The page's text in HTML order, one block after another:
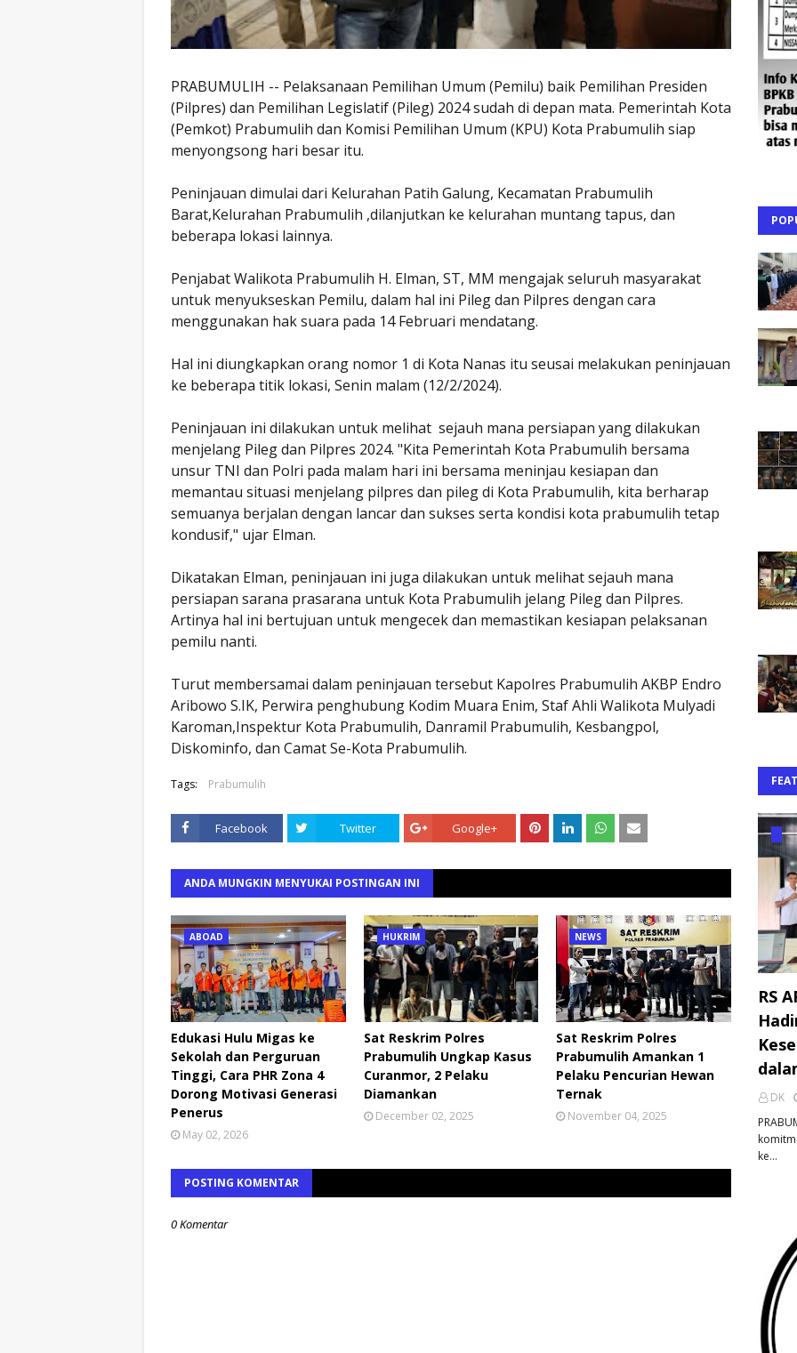
PRABUMULIH -- Pelaksanaan Pemilihan Umum (Pemilu) baik Pemilihan Presiden
(Pilpres) dan Pemilihan Legislatif (Pileg) 2024 sudah di depan mata. Pemerintah Kota
(Pemkot) Prabumulih dan Komisi Pemilihan Umum (KPU) Kota Prabumulih siap
menyongsong hari besar itu.
Peninjauan dimulai dari Kelurahan Patih Galung, Kecamatan Prabumulih
Barat,Kelurahan Prabumulih ,dilanjutkan ke kelurahan muntang tapus, dan
beberapa lokasi lainnya.
Penjabat Walikota Prabumulih H. Elman, ST, MM mengajak seluruh masyarakat
untuk menyukseskan Pemilu, dalam hal ini Pileg dan Pilpres dengan cara
menggunakan hak suara pada 14 Februari mendatang.
Hal ini diungkapkan orang nomor 1 di Kota Nanas itu seusai melakukan peninjauan
ke beberapa titik lokasi, Senin malam (12/2/2024).
Peninjauan ini dilakukan untuk melihat sejauh mana persiapan yang dilakukan
menjelang Pileg dan Pilpres 2024. "Kita Pemerintah Kota Prabumulih bersama
unsur TNI dan Polri pada malam hari ini bersama meninjau kesiapan dan
memantau situasi menjelang pilpres dan pileg di Kota Prabumulih, kita berharap
semuanya berjalan dengan lancar dan sukses serta kondisi kota prabumulih tetap
kondusif," ujar Elman.
Dikatakan Elman, peninjauan ini juga dilakukan untuk melihat sejauh mana
persiapan sarana prasarana untuk Kota Prabumulih jelang Pileg dan Pilpres.
Artinya hal ini bertujuan untuk mengecek dan memastikan kesiapan pelaksanan
pemilu nanti.
Turut membersamai dalam peninjauan tersebut Kapolres Prabumulih AKBP Endro
Aribowo S.IK, Perwira penghubung Kodim Muara Enim, Staf Ahli Walikota Mulyadi
Karoman,Inspektur Kota Prabumulih, Danramil Prabumulih, Kesbangpol,
Diskominfo, dan Camat Se-Kota Prabumulih.
Tags: Prabumulih
Facebook Twitter Google+
ANDA MUNGKIN MENYUKAI POSTINGAN INI
ABOAD
Edukasi Hulu Migas ke
Sekolah dan Perguruan
Tinggi, Cara PHR Zona 4
Dorong Motivasi Generasi
Penerus
May 02, 2026
HUKRIM
Sat Reskrim Polres
Prabumulih Ungkap Kasus
Curanmor, 2 Pelaku
Diamankan
December 02, 2025
NEWS
Sat Reskrim Polres
Prabumulih Amankan 1
Pelaku Pencurian Hewan
Ternak
November 04, 2025
POSTING KOMENTAR
0 Komentar
RS
DK
ke…